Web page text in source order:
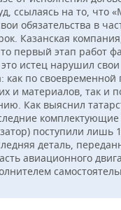
ссылаясь на то, что
обязательства в
Казанская
первый этап работ
истец нарушил свои
как по своевременной
и материалов, так и
Как выяснил
комплектующие
поступили лишь
деталь,
авиационного